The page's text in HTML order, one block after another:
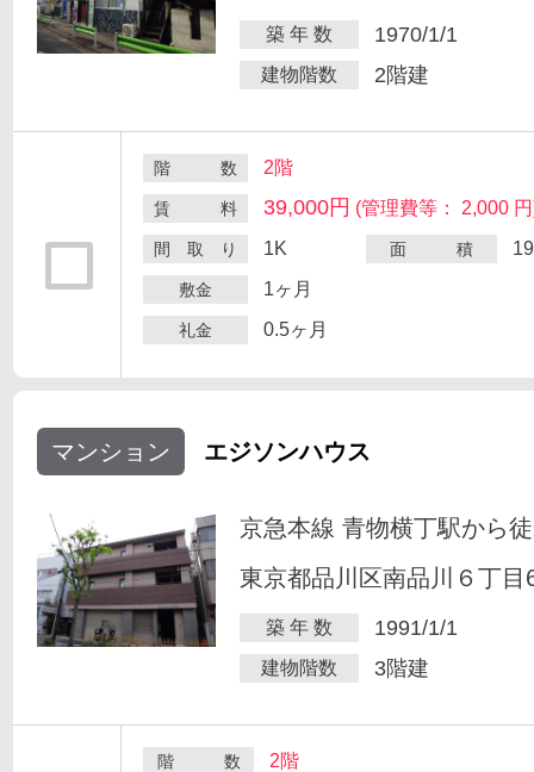
築 年 数 1970/1/1
建物階数 2階建
階 数 2階
賃 料 39,000円 (管理費等： 2,000
間 取 り 1K 面 積
敷金 1ヶ月
礼金 0.5ヶ月
マンション エジソンハウス
京急本線 青物横丁駅から
東京都品川区南品川６丁目
築 年 数 1991/1/1
建物階数 3階建
階 数 2階